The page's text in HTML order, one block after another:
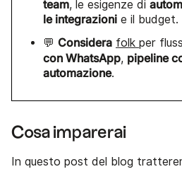
team, le esigenze di
le integrazioni e il budget.
💬 Considera folk per
con WhatsApp, pipeline
automazione.
Cosa imparerai
In questo post del blog